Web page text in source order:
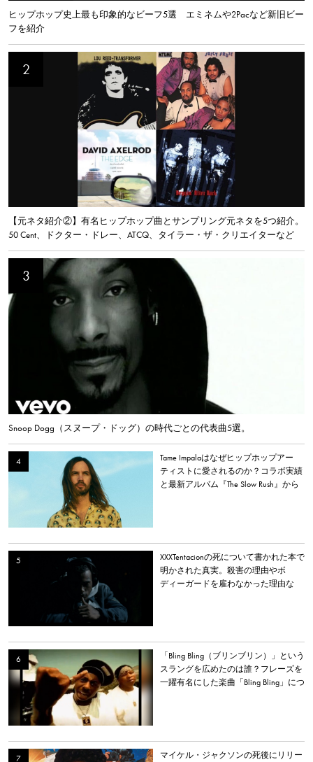
ヒップホップ史上最も印象的なビーフ5選 エミネムや2Pacなど新旧ビー
フを紹介
【元ネタ紹介②】有名ヒップホップ曲とサンプリング元ネタを5つ紹介。
50 Cent、ドクター・ドレー、ATCQ、タイラー・ザ・クリエイターなど
Snoop Dogg（スヌープ・ドッグ）の時代ごとの代表曲5選。
Tame Impalaはなぜヒップホップアー
ティストに愛されるのか？コラボ実績
と最新アルバム『The Slow Rush』から
XXXTentacionの死について書かれた本で
明かされた真実。殺害の理由やボ
ディーガードを雇わなかった理由な
「Bling Bling（ブリンブリン）」という
スラングを広めたのは誰？フレーズを
一躍有名にした楽曲「Bling Bling」につ
マイケル・ジャクソンの死後にリリー